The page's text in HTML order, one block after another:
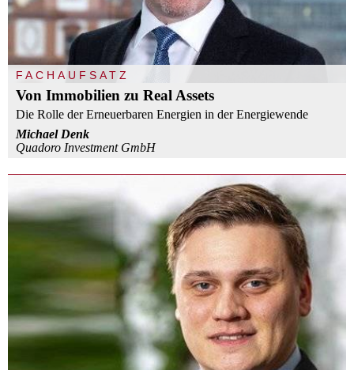
FACHAUFSATZ
Von Immobilien zu Real Assets
Die Rolle der Erneuerbaren Energien in der Energiewende
Michael Denk
Quadoro Investment GmbH